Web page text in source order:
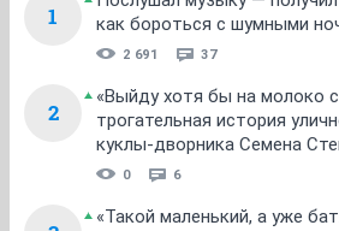
1
как бороться с шумными
2 691 37
2
«Выйду хотя бы на молоко
трогательная история
куклы-дворника Семена
0 6
«Такой маленький, а уже